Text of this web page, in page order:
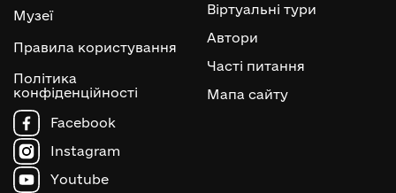
Музеї
Правила користування
Політика
конфіденційності
Віртуальні тури
Автори
Часті питання
Мапа сайту
Facebook
Instagram
Youtube